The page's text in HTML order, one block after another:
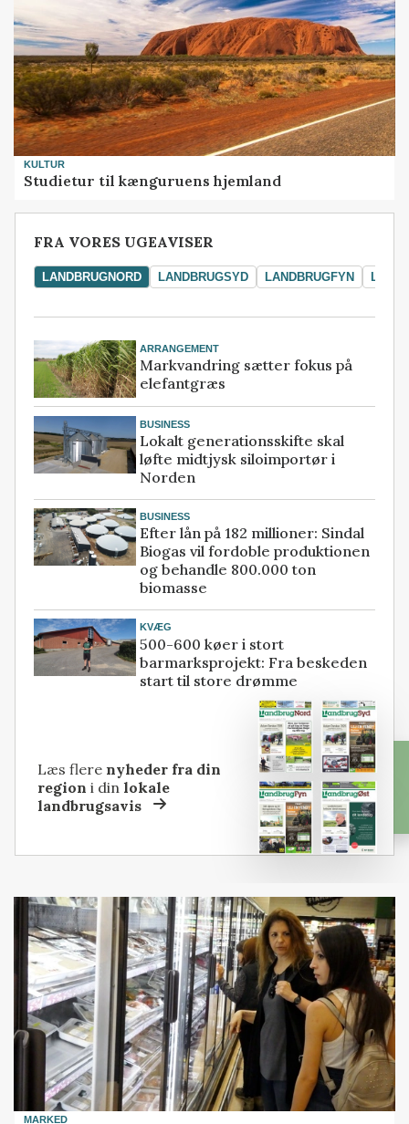
KULTUR
Studietur til kænguruens hjemland
FRA VORES UGEAVISER
LANDBRUGNORD LANDBRUGSYD LANDBRUGFYN
ARRANGEMENT
Markvandring sætter fokus på
elefantgræs
BUSINESS
Lokalt generationsskifte skal
løfte midtjysk siloimportør i
Norden
BUSINESS
Efter lån på 182 millioner: Sindal
Biogas vil fordoble produktionen
og behandle 800.000 ton
biomasse
KVÆG
500-600 køer i stort
barmarksprojekt: Fra beskeden
start til store drømme
Læs flere nyheder fra din
region i dinlokale
landbrugsavis
MARKED